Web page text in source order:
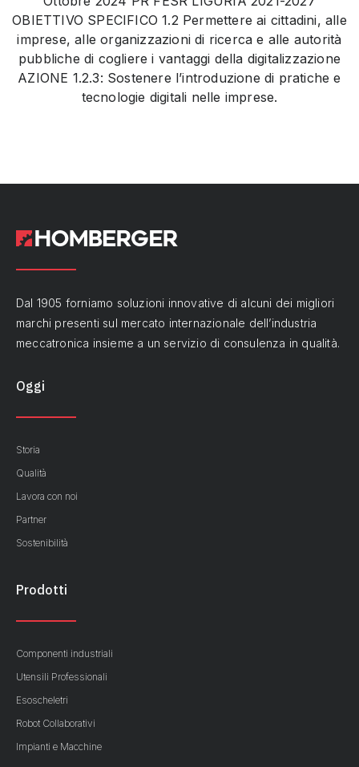
OBIETTIVO SPECIFICO 1.2 Permettere ai cittadini, alle
imprese, alle organizzazioni di ricerca e alle autorità
pubbliche di cogliere i vantaggi della digitalizzazione
AZIONE 1.2.3: Sostenere l’introduzione di pratiche e
tecnologie digitali nelle imprese.
Dal 1905 forniamo soluzioni innovative di alcuni dei migliori
marchi presenti sul mercato internazionale dell’industria
meccatronica insieme a un servizio di consulenza in qualità.
Oggi
Storia
Qualità
Lavora con noi
Partner
Sostenibilità
Prodotti
Componenti industriali
Utensili Professionali
Esoscheletri
Robot Collaborativi
Impianti e Macchine